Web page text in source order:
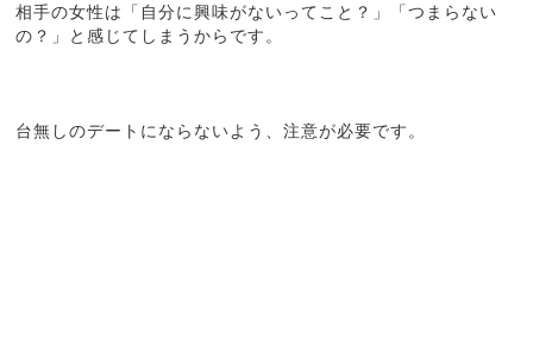
相手の女性は「自分に興味がないってこと？」「つまらない
の？」と感じてしまうからです。
台無しのデートにならないよう、注意が必要です。